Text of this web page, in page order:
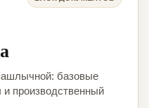
базовые
производственный